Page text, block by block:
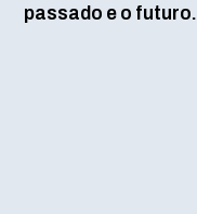
passado e o futuro.